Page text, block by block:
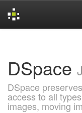
DSpace
DSpace
access to all
images, moving